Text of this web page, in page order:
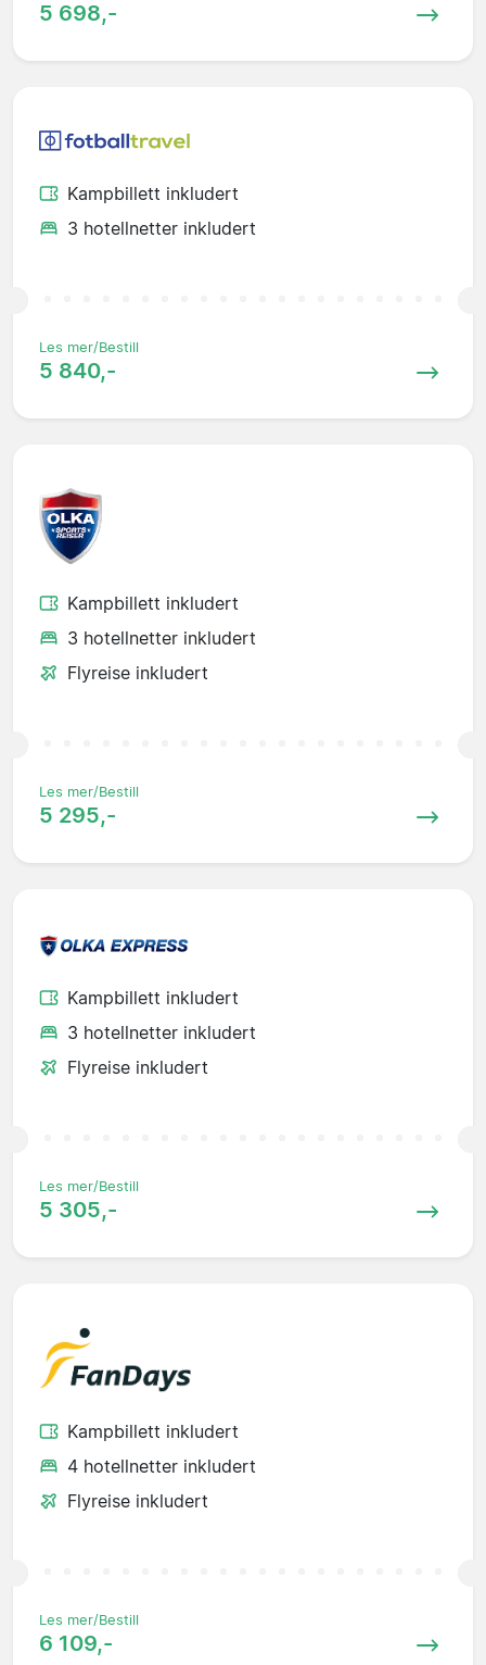
5 698,-
Kampbillett inkludert
3 hotellnetter inkludert
Les mer/Bestill
5 840,-
Kampbillett inkludert
3 hotellnetter inkludert
Flyreise inkludert
Les mer/Bestill
5 295,-
Kampbillett inkludert
3 hotellnetter inkludert
Flyreise inkludert
Les mer/Bestill
5 305,-
Kampbillett inkludert
4 hotellnetter inkludert
Flyreise inkludert
Les mer/Bestill
6 109,-